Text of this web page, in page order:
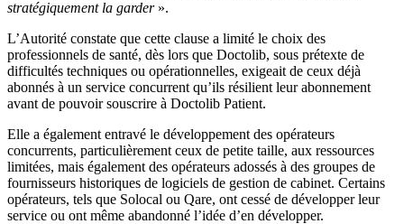
stratégiquement la garder».
L’Autorité constate que cette clause a limité le choix des
professionnels de santé, dès lors que Doctolib, sous prétexte de
difficultés techniques ou opérationnelles, exigeait de ceux déjà
abonnés à un service concurrent qu’ils résilient leur abonnement
avant de pouvoir souscrire à Doctolib Patient.
Elle a également entravé le développement des opérateurs
concurrents, particulièrement ceux de petite taille, aux ressources
limitées, mais également des opérateurs adossés à des groupes de
fournisseurs historiques de logiciels de gestion de cabinet. Certains
opérateurs, tels que Solocal ou Qare, ont cessé de développer leur
service ou ont même abandonné l’idée d’en développer.